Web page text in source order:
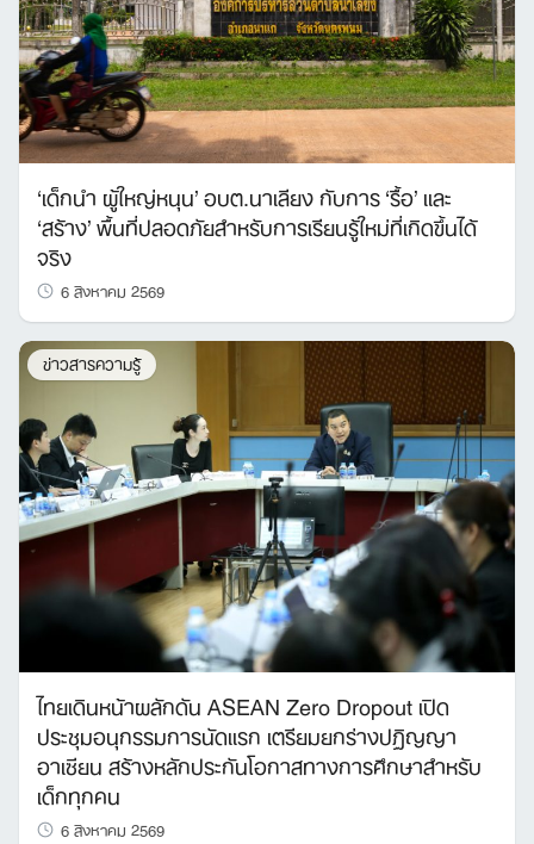
‘เด็กนำ ผู้ใหญ่หนุน’ อบต.นาเลียง กับการ ‘รื้อ’ และ
‘สร้าง’ พื้นที่ปลอดภัยสำหรับการเรียนรู้ใหม่ที่เกิดขึ้นได้
จริง
6 สิงหาคม 2569
ข่าวสารความรู้
ไทยเดินหน้าผลักดัน ASEAN Zero Dropout เปิด
ประชุมอนุกรรมการนัดแรก เตรียมยกร่างปฏิญญา
อาเซียน สร้างหลักประกันโอกาสทางการศึกษาสำหรับ
เด็กทุกคน
6 สิงหาคม 2569